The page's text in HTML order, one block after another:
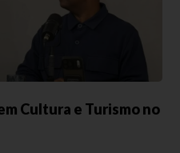
Cultura e Turismo no